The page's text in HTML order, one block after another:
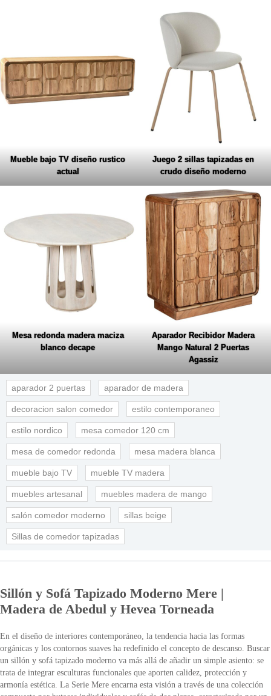
Mueble bajo TV diseño rustico
actual
Juego 2 sillas tapizadas en
crudo diseño moderno
Mesa redonda madera maciza
blanco decape
Aparador Recibidor Madera
Mango Natural 2 Puertas
Agassiz
aparador 2 puertas aparador de madera
decoracion salon comedor estilo contemporaneo
estilo nordico mesa comedor 120 cm
mesa de comedor redonda mesa madera blanca
mueble bajo TV mueble TV madera
muebles artesanal muebles madera de mango
salón comedor moderno sillas beige
Sillas de comedor tapizadas
Sillón y Sofá Tapizado Moderno Mere |
Madera de Abedul y Hevea Torneada
En el diseño de interiores contemporáneo, la tendencia hacia las formas
orgánicas y los contornos suaves ha redefinido el concepto de descanso. Buscar
un sillón y sofá tapizado moderno va más allá de añadir un simple asiento: se
trata de integrar esculturas funcionales que aporten calidez, protección y
armonía estética. La Serie Mere encarna esta visión a través de una colección